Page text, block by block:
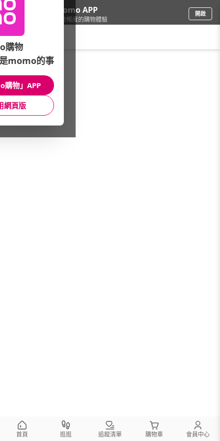
下載momo APP
給你3倍流暢度的購物體驗
開啟
彩妝保養/香水/本月主打
館長推薦 月銷量
首頁 逛逛 追蹤清單 購物車 會員中心
購物
momo的事
購物」APP
網頁版